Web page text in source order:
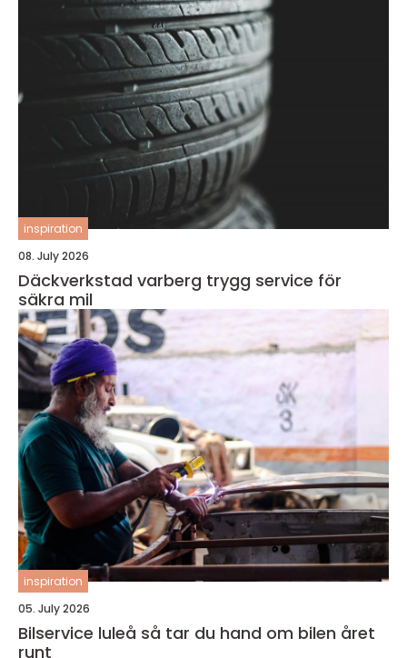
inspiration
08. July 2026
Däckverkstad varberg trygg service för
säkra mil
inspiration
05. July 2026
Bilservice luleå så tar du hand om bilen året
runt